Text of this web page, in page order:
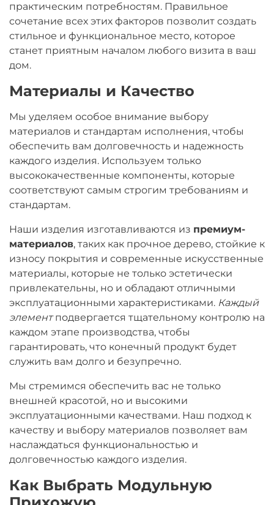
практическим потребностям. Правильное
сочетание всех этих факторов позволит создать
стильное и функциональное место, которое
станет приятным началом любого визита в ваш
дом.
Материалы и Качество
Мы уделяем особое внимание выбору
материалов и стандартам исполнения, чтобы
обеспечить вам долговечность и надежность
каждого изделия. Используем только
высококачественные компоненты, которые
соответствуют самым строгим требованиям и
стандартам.
Наши изделия изготавливаются из премиум-
материалов, таких как прочное дерево, стойкие к
износу покрытия и современные искусственные
материалы, которые не только эстетически
привлекательны, но и обладают отличными
эксплуатационными характеристиками. Каждый
элементподвергается тщательному контролю на
каждом этапе производства, чтобы
гарантировать, что конечный продукт будет
служить вам долго и безупречно.
Мы стремимся обеспечить вас не только
внешней красотой, но и высокими
эксплуатационными качествами. Наш подход к
качеству и выбору материалов позволяет вам
наслаждаться функциональностью и
долговечностью каждого изделия.
Как Выбрать Модульную